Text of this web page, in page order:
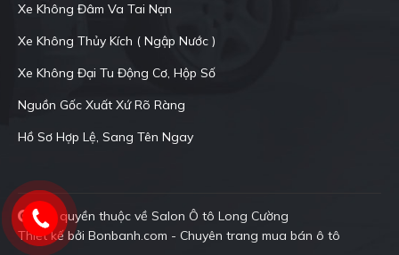
Xe Không Đâm Va Tai Nạn
Xe Không Thủy Kích ( Ngập Nước )
Xe Không Đại Tu Động Cơ, Hộp Số
Nguồn Gốc Xuất Xứ Rõ Ràng
Hồ Sơ Hợp Lệ, Sang Tên Ngay
Bản quyền thuộc về Salon Ô tô Long Cường
Thiết kế bởi Bonbanh.com - Chuyên trang mua bán ô tô